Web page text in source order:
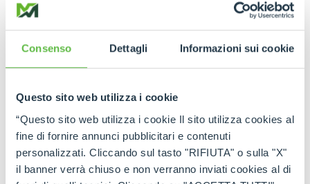
Consenso Dettagli Informazioni sui cookie
Questo sito web utilizza i cookie
“Questo sito web utilizza i cookie Il sito utilizza cookies al
fine di fornire annunci pubblicitari e contenuti
personalizzati. Cliccando sul tasto "RIFIUTA" o sulla "X"
il banner verrà chiuso e non verranno inviati cookies al di
make a request to “/user/me” and look for the
response code, if it’s 200 the token it’s still valid, if